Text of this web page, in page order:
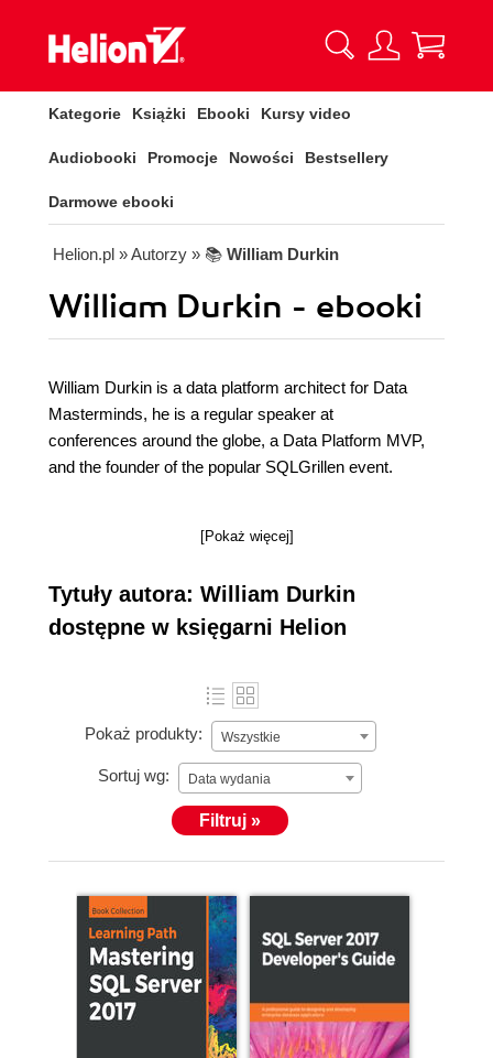
Kategorie Książki Ebooki Kursy video
Audiobooki Promocje Nowości Bestsellery
Darmowe ebooki
Helion.pl » Autorzy » 📚 William Durkin
William Durkin - ebooki
William Durkin is a data platform architect for Data
Masterminds, he is a regular speaker at
conferences around the globe, a Data Platform MVP,
and the founder of the popular SQLGrillen event.
[Pokaż więcej]
Tytuły autora: William Durkin
dostępne w księgarni Helion
Pokaż produkty: Wszystkie
Sortuj wg: Data wydania
Filtruj »